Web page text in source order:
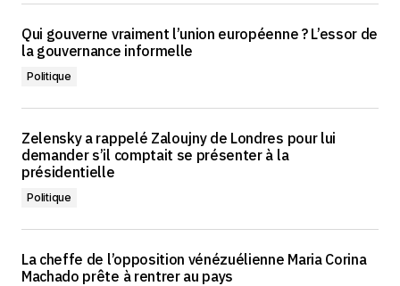
Qui gouverne vraiment l’union européenne ? L’essor de
la gouvernance informelle
Politique
Zelensky a rappelé Zaloujny de Londres pour lui
demander s’il comptait se présenter à la
présidentielle
Politique
La cheffe de l’opposition vénézuélienne Maria Corina
Machado prête à rentrer au pays